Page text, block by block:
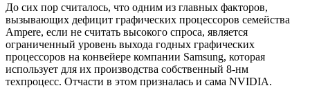
До сих пор считалось, что одним из главных факторов,
вызывающих дефицит графических процессоров семейства
Ampere, если не считать высокого спроса, является
ограниченный уровень выхода годных графических
процессоров на конвейере компании Samsung, которая
использует для их производства собственный 8-нм
техпроцесс. Отчасти в этом призналась и сама NVIDIA.